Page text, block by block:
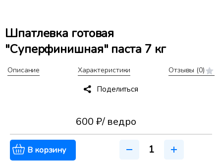
Шпатлевка готовая
"Суперфинишная" паста 7 кг
Описание Характеристики Отзывы (0)
Поделиться
600 ₽/ ведро
В корзину